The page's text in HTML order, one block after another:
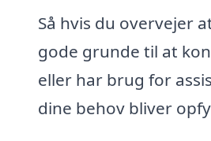
Så hvis du overvejer
gode grunde til at
eller har brug for
dine behov bliver